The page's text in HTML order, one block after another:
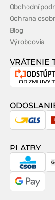
Obchodní
Ochrana
Blog
Výrobcovia
VRÁTENIE
GLS
PLATBY
CSOB
Google